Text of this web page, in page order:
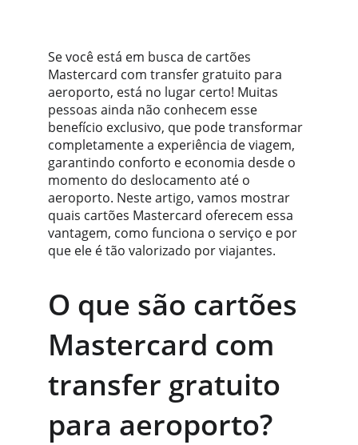
Se você está em busca de cartões
Mastercard com transfer gratuito para
aeroporto, está no lugar certo! Muitas
pessoas ainda não conhecem esse
benefício exclusivo, que pode transformar
completamente a experiência de viagem,
garantindo conforto e economia desde o
momento do deslocamento até o
aeroporto. Neste artigo, vamos mostrar
quais cartões Mastercard oferecem essa
vantagem, como funciona o serviço e por
que ele é tão valorizado por viajantes.
O que são cartões
Mastercard com
transfer gratuito
para aeroporto?